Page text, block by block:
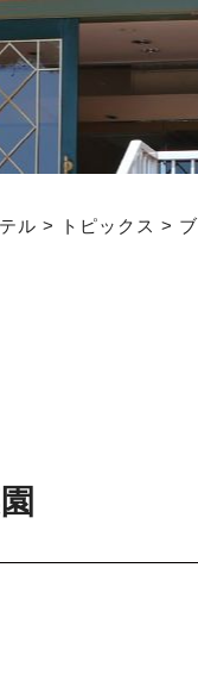
ル > トピックス >